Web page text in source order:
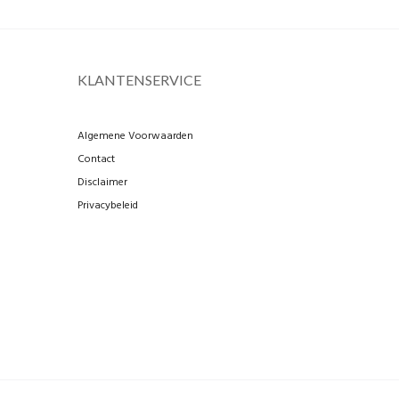
KLANTENSERVICE
Algemene Voorwaarden
Contact
Disclaimer
Privacybeleid